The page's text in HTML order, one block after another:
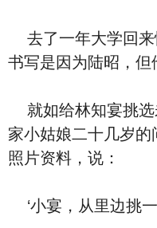
去了一年大学回来
书写是因为陆昭，但
就如给林知宴挑选
家小姑娘二十几岁
照片资料，说：
‘小宴，从里边挑